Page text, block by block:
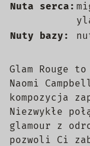
Nuta serca:
Nuty bazy:
Glam Rouge
Naomi
kompozycja
Niezwykłe
glamour z
pozwoli Ci